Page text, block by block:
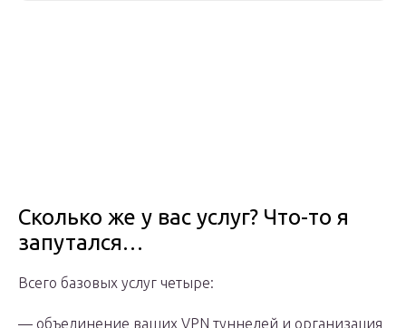
Сколько же у вас услуг? Что-то я
запутался…
Всего базовых услуг четыре:
— объединение ваших VPN туннелей и организация